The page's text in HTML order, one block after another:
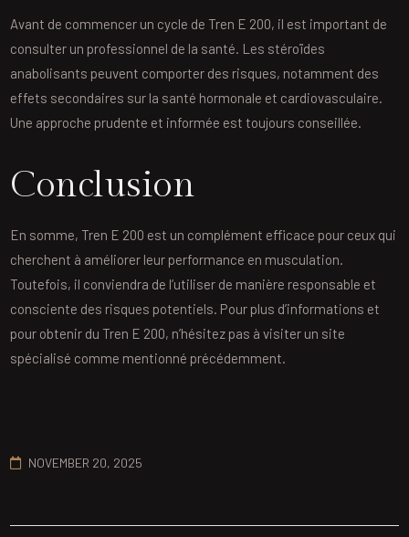
Avant de commencer un cycle de Tren E 200, il est important de
consulter un professionnel de la santé. Les stéroïdes
anabolisants peuvent comporter des risques, notamment des
effets secondaires sur la santé hormonale et cardiovasculaire.
Une approche prudente et informée est toujours conseillée.
Conclusion
En somme, Tren E 200 est un complément efficace pour ceux qui
cherchent à améliorer leur performance en musculation.
Toutefois, il conviendra de l’utiliser de manière responsable et
consciente des risques potentiels. Pour plus d’informations et
pour obtenir du Tren E 200, n’hésitez pas à visiter un site
spécialisé comme mentionné précédemment.
NOVEMBER 20, 2025